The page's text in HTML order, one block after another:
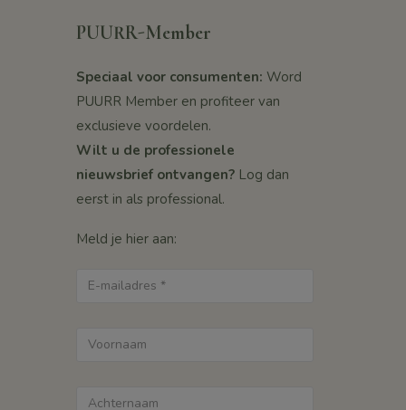
PUURR-Member
Speciaal voor consumenten: Word
PUURR Member en profiteer van
exclusieve voordelen.
Wilt u de professionele
nieuwsbrief ontvangen?Log dan
eerst in als professional.
Meld je hier aan: